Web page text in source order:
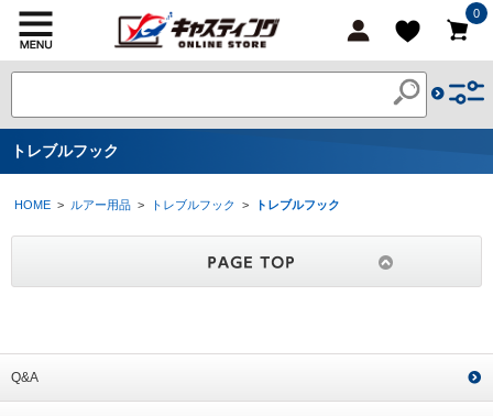
0
トレブルフック
HOME > ルアー用品 > トレブルフック > トレブルフック
Q&A